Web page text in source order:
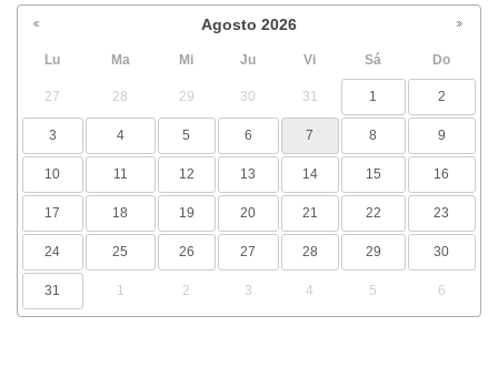
Agosto 2026
Lu Ma Mi Ju Vi Sá Do
27 28 29 30 31 1 2
3 4 5 6 7 8 9
10 11 12 13 14 15 16
17 18 19 20 21 22 23
24 25 26 27 28 29 30
31 1 2 3 4 5 6